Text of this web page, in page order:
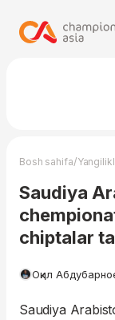
Bosh sahifa/
Saudiya
chiptalar
Оқил
Saudiya